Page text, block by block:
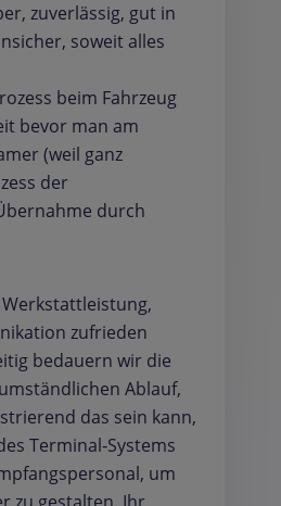
zuverlässig, gut in
soweit alles
beim Fahrzeug
bevor man am
(weil ganz
der
durch
zufrieden
bedauern wir die
Ablauf,
das sein kann,
Terminal‑Systems
um